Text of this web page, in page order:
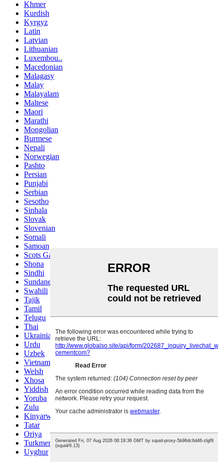
Khmer
Kurdish
Kyrgyz
Latin
Latvian
Lithuanian
Luxembou..
Macedonian
Malagasy
Malay
Malayalam
Maltese
Maori
Marathi
Mongolian
Burmese
Nepali
Norwegian
Pashto
Persian
Punjabi
Serbian
Sesotho
Sinhala
Slovak
Slovenian
Somali
Samoan
Scots Gaelic
Shona
Sindhi
Sundanese
Swahili
Tajik
Tamil
Telugu
Thai
Ukrainian
Urdu
Uzbek
Vietnamese
Welsh
Xhosa
Yiddish
Yoruba
Zulu
Kinyarwanda
Tatar
Oriya
Turkmen
Uyghur